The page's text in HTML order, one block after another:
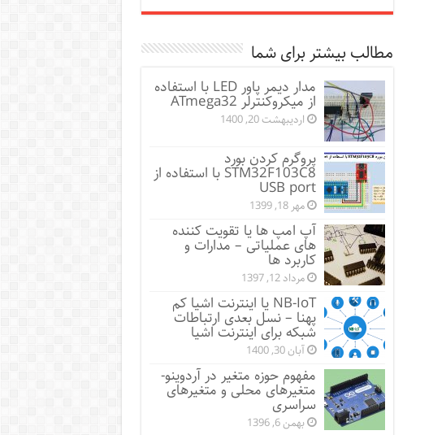
مطالب بیشتر برای شما
مدار دیمر پاور LED با استفاده
از میکروکنترلر ATmega32
اردیبهشت 20, 1400
پروگرم کردن بورد
STM32F103C8 با استفاده از
USB port
مهر 18, 1399
آپ امپ ها یا تقویت کننده
های عملیاتی – مدارات و
کاربرد ها
مرداد 12, 1397
NB-IoT یا اینترنت اشیا کم
پهنا – نسل بعدی ارتباطات
شبکه برای اینترنت اشیا
آبان 30, 1400
مفهوم حوزه متغیر در آردوینو-
متغیرهای محلی و متغیرهای
سراسری
بهمن 6, 1396